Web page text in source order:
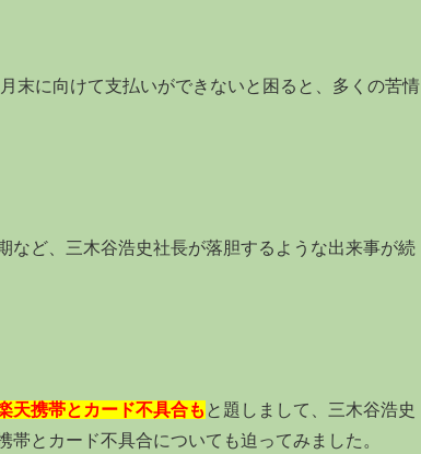
末に向けて支払いができないと困ると、多くの苦情
など、三木谷浩史社長が落胆するような出来事が続
天携帯とカード不具合も と題しまして、三木谷浩史
とカード不具合についても迫ってみました。